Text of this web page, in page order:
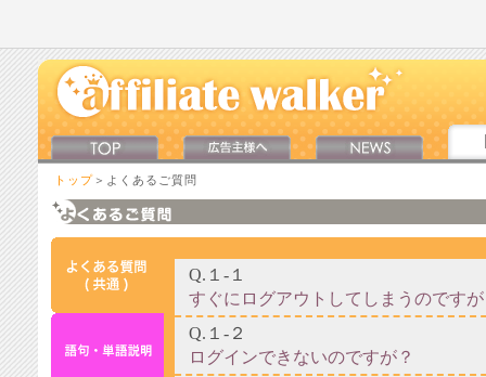
トップ ＞よくあるご質問